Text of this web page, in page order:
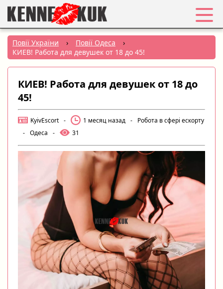
Обране
Вхід
Реєстрація
Міста:
Створити оголошення
Повії України › Повії Одеса
›
КИЕВ! Работа для девушек от 18 до 45!
КИЕВ! Работа для девушек от 18 до
45!
KyivEscort - 1 месяц назад -
Робота в сфері ескорту
- Одеса - 31